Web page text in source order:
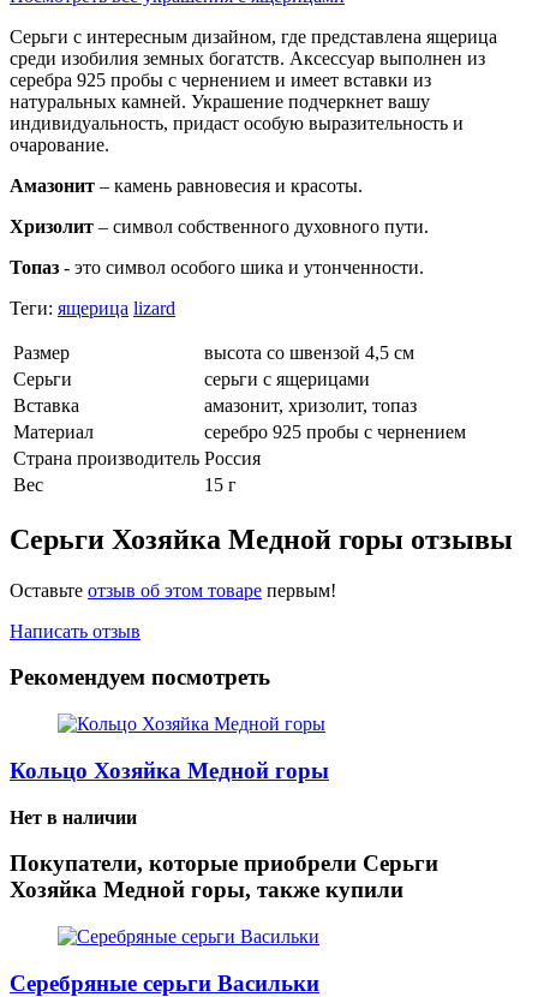
Серьги с интересным дизайном, где представлена ящерица
среди изобилия земных богатств. Аксессуар выполнен из
серебра 925 пробы с чернением и имеет вставки из
натуральных камней. Украшение подчеркнет вашу
индивидуальность, придаст особую выразительность и
очарование.
Амазонит – камень равновесия и красоты.
Хризолит – символ собственного духовного пути.
Топаз - это символ особого шика и утонченности.
Теги: ящерица lizard
Размер
высота со швензой 4,5 см
Серьги
серьги с ящерицами
Вставка
амазонит, хризолит, топаз
Материал
серебро 925 пробы с чернением
Страна производитель Россия
Вес
15 г
Серьги Хозяйка Медной горы отзывы
Оставьте отзыв об этом товаре первым!
Написать отзыв
Рекомендуем посмотреть
Кольцо Хозяйка Медной горы
Нет в наличии
Покупатели, которые приобрели Серьги
Хозяйка Медной горы, также купили
Серебряные серьги Васильки